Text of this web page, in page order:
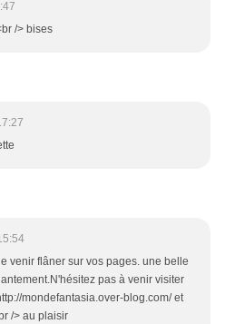
/> bises
venir flâner sur vos pages. une belle
pas à venir visiter
mondefantasia.over-blog.com/ et
/> au plaisir